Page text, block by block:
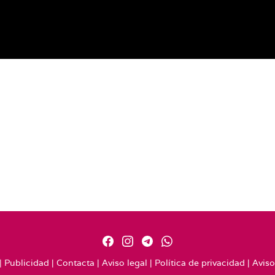
Publicidad | Contacta | Aviso legal | Política de privacidad |